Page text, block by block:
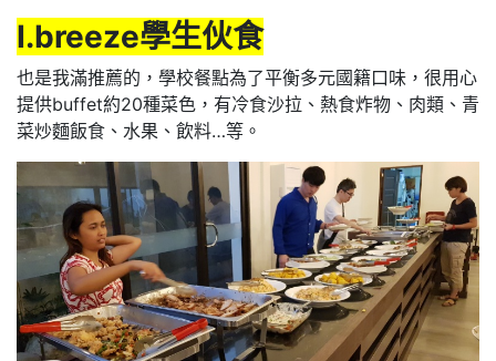
I.breeze學生伙食
也是我滿推薦的，學校餐點為了平衡多元國籍口味，很用心
提供buffet約20種菜色，有冷食沙拉、熱食炸物、肉類、青
菜炒麵飯食、水果、飲料…等。